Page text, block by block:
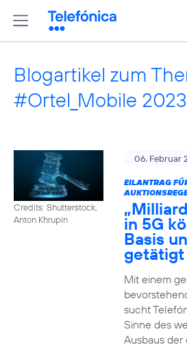
Blogartikel zum
#Ortel_Mobile 2023
Credits: Shutterstock,
Anton Khrupin
06. Februar
EILANTRAG
in 5G
Basis
getätigt
Mit einem
sucht
Sinne des
Ausbaus